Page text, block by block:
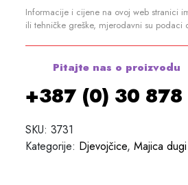
Informacije i cijene na ovoj web stranici
ili tehničke greške, mjerodavni su podaci
Pitajte nas o proizvodu
+387 (0) 30
SKU: 3731
Kategorije: Djevojčice, Majica